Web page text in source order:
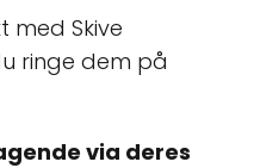
med Skive
ringe dem på
via deres